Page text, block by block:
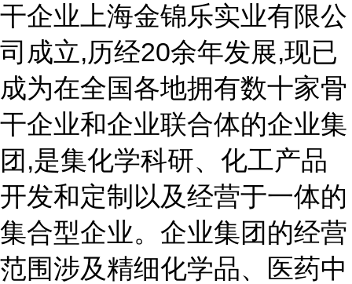
干企业上海金锦乐实业有限公
司成立,历经20余年发展,现已
成为在全国各地拥有数十家骨
干企业和企业联合体的企业集
团,是集化学科研、化工产品
开发和定制以及经营于一体的
集合型企业。企业集团的经营
范围涉及精细化学品、医药中